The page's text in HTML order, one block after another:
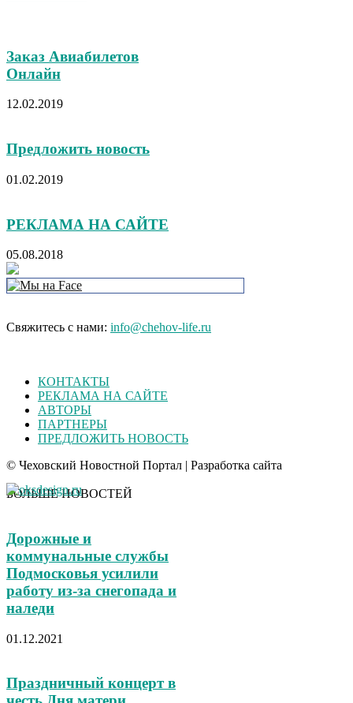
Заказ Авиабилетов
Онлайн
12.02.2019
Предложить новость
01.02.2019
РЕКЛАМА НА САЙТЕ
05.08.2018
Свяжитесь с нами: info@chehov-life.ru
КОНТАКТЫ
РЕКЛАМА НА САЙТЕ
АВТОРЫ
ПАРТНЕРЫ
ПРЕДЛОЖИТЬ НОВОСТЬ
© Чеховский Новостной Портал | Разработка сайта
БОЛЬШЕ НОВОСТЕЙ
Дорожные и
коммунальные службы
Подмосковья усилили
работу из-за снегопада и
наледи
01.12.2021
Праздничный концерт в